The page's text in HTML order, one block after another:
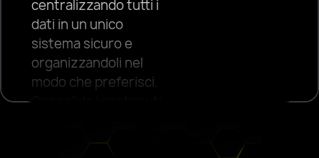
centralizzando tutti i
dati in un unico
sistema sicuro e
organizzandoli nel
modo che preferisci.
tuo programma in